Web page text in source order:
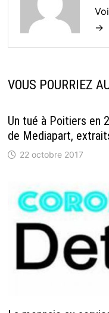
→
VOUS POURRIEZ
Un tué à Poitiers en
de Mediapart,
22 octobre 2017